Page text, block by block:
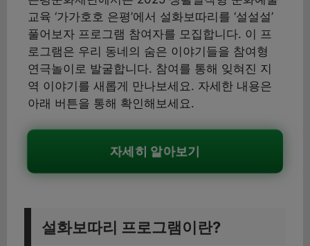
교육 ‘가가호호 은평’에서 설화보따리를 ‘설설설’
풀어보자 프로그램 참여자를 모집합니다. 이 프
로그램은 우리 동네의 숨은 이야기들을 참여형
연극놀이로 발굴합니다. 참여를 통해 잊혀진 지
역 이야기를 새롭게 만나보세요. 자세한 내용은
아래 버튼을 통해 확인해보세요.
자세히 알아보기
설화보따리 프로그램이란?